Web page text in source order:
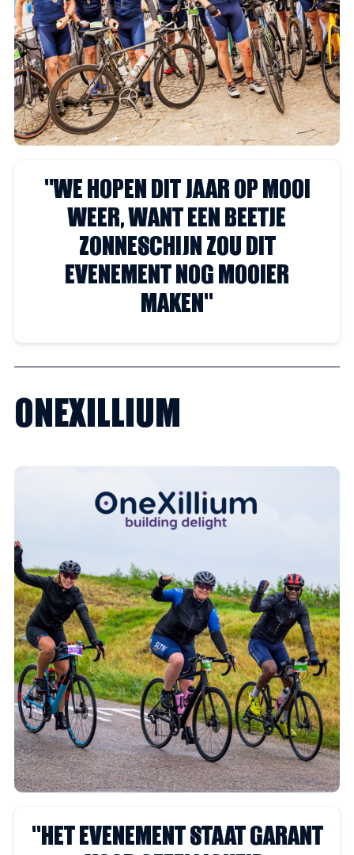
''WE HOPEN DIT JAAR OP MOOI
WEER, WANT EEN BEETJE
ZONNESCHIJN ZOU DIT
EVENEMENT NOG MOOIER
MAKEN''
ONEXILLIUM
''HET EVENEMENT STAAT GARANT